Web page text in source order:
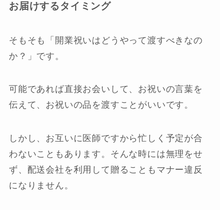
お届けするタイミング
そもそも「開業祝いはどうやって渡すべきなの
か？」です。
可能であれば直接お会いして、お祝いの言葉を
伝えて、お祝いの品を渡すことがいいです。
しかし、お互いに医師ですから忙しく予定が合
わないこともあります。そんな時には無理をせ
ず、配送会社を利用して贈ることもマナー違反
になりません。